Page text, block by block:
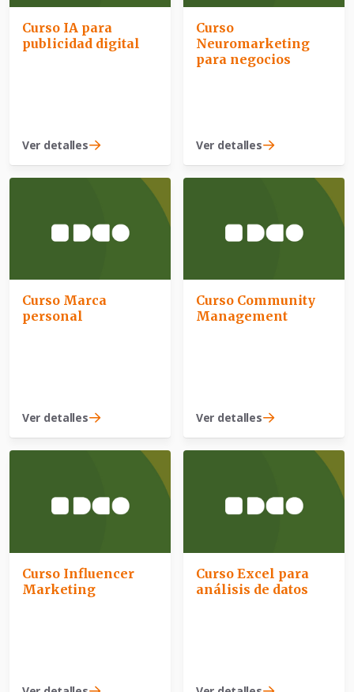
Curso IA para
publicidad digital
Ver detalles
Curso
Neuromarketing
para negocios
Ver detalles
Curso Marca
personal
Ver detalles
Curso Community
Management
Ver detalles
Curso Influencer
Marketing
Curso Excel para
análisis de datos